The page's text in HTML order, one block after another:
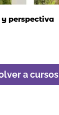
perspectiva
a cursos